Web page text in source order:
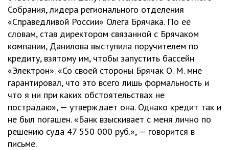
Собрания, лидера регионального отделения
«Справедливой России» Олега Брячака. По её
словам, став директором связанной с Брячаком
компании, Данилова выступила поручителем по
кредиту, взятому им, чтобы запустить бассейн
«Электрон». «Со своей стороны Брячак О. М. мне
гарантировал, что это всего лишь формальность и
что я ни при каких обстоятельствах не
пострадаю», — утверждает она. Однако кредит так и
не был погашен. «Банк взыскивает с меня лично по
решению суда 47 550 000 руб.», — говорится в
письме.